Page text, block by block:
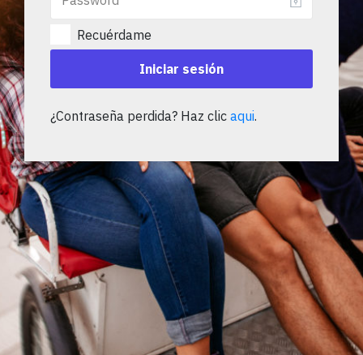
Recuérdame
Iniciar sesión
¿Contraseña perdida? Haz clic aqui.